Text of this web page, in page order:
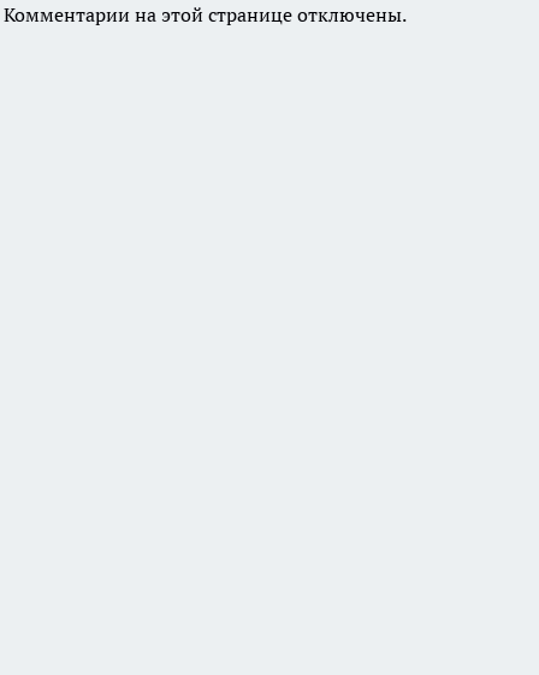
Комментарии на этой странице отключены.